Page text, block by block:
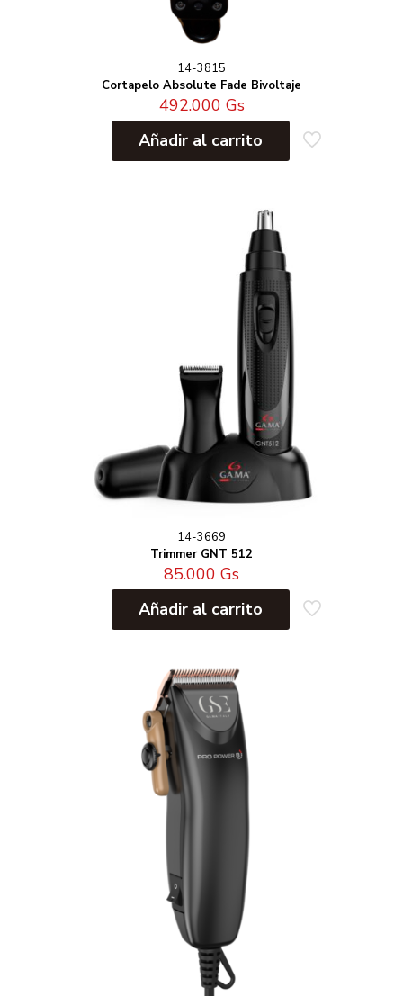
14-3815
Cortapelo Absolute Fade Bivoltaje
492.000 Gs
Añadir al carrito
14-3669
Trimmer GNT 512
85.000 Gs
Añadir al carrito